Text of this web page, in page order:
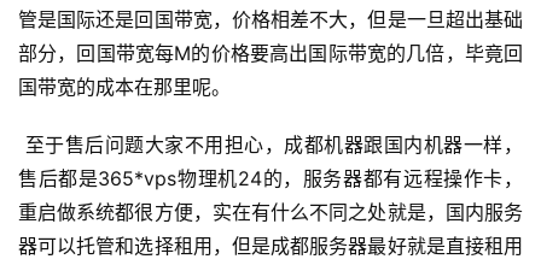
管是国际还是回国带宽，价格相差不大，但是一旦超出基础
部分，回国带宽每M的价格要高出国际带宽的几倍，毕竟回
国带宽的成本在那里呢。
售后都是365*vps物理机24的，服务器都有远程操作卡，
重启做系统都很方便，实在有什么不同之处就是，国内服务
器可以托管和选择租用，但是成都服务器最好就是直接租用